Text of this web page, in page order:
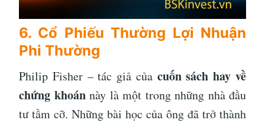
6. Cổ Phiếu Thường Lợi Nhuận
Phi Thường
Philip Fisher – tác giả của cuốn sách hay về
chứng khoánnày là một trong những nhà đầu
tư tầm cỡ. Những bài học của ông đã trở thành